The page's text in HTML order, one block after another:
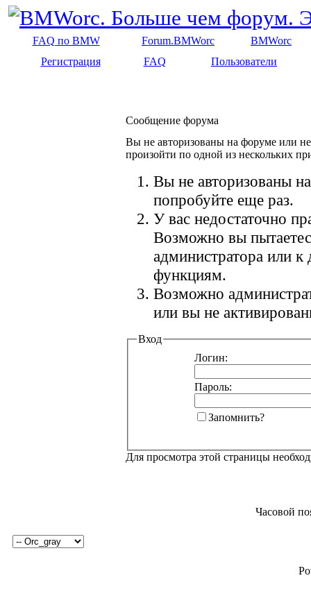
FAQ по BMW Forum.BMWorc
BMWorc
Регистрация
FAQ Пользователи
Сообщение форума
Вы не авторизованы на форуме или
произойти по одной из нескольких
Вы не авторизованы
попробуйте еще раз.
У вас недостаточно
Возможно вы
администратора или
функциям.
Возможно
или вы не
Вход
Логин:
Пароль:
Запомнить?
Для просмотра этой страницы
Часовой